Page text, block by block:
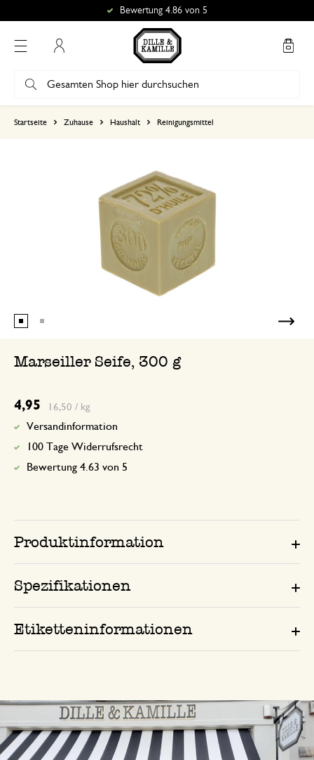
Bewertung 4.86 von 5
Startseite Zuhause Haushalt Reinigungsmittel
Marseiller Seife, 300 g
4,95 16,50 / kg
Versandinformation
100 Tage Widerrufsrecht
Bewertung 4.63 von 5
Produktinformation
Spezifikationen
Etiketteninformationen